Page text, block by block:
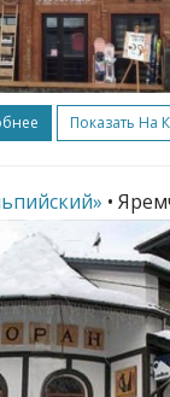
Показать На
•